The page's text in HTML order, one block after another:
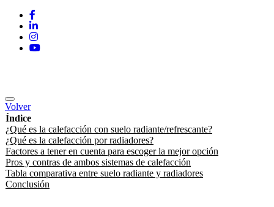
Volver
Índice
¿Qué es la calefacción con suelo radiante/refrescante?
¿Qué es la calefacción por radiadores?
Factores a tener en cuenta para escoger la mejor opción
Pros y contras de ambos sistemas de calefacción
Tabla comparativa entre suelo radiante y radiadores
Conclusión